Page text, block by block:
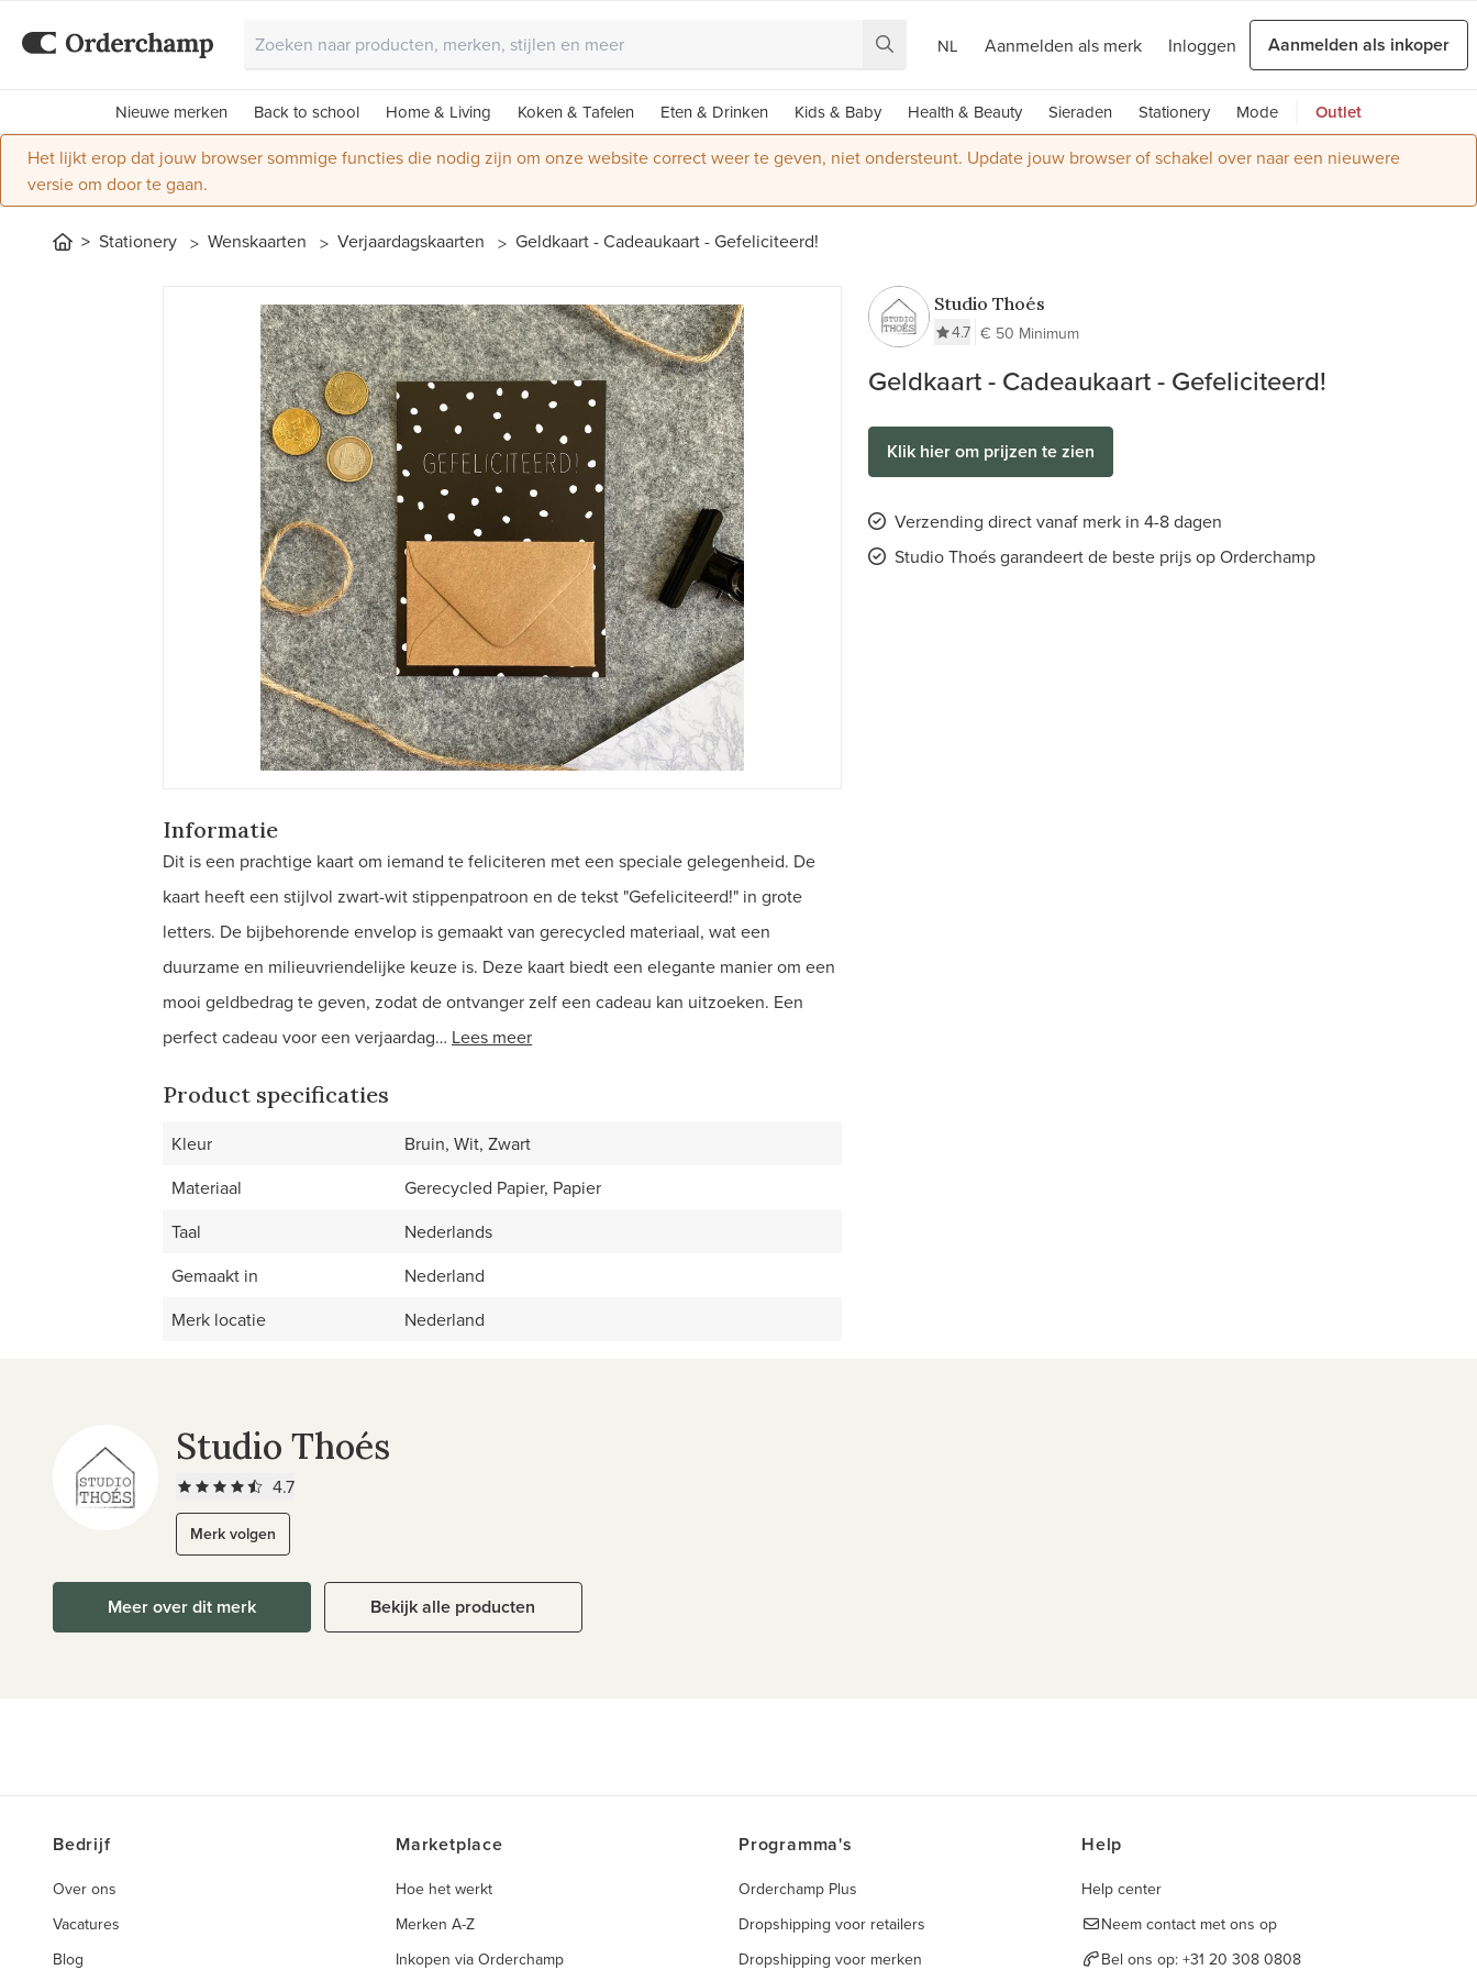
NL Aanmelden als merk Inloggen Aanmelden als inkoper
Nieuwe merken Back to school Home & Living Koken & Tafelen Eten & Drinken Kids & Baby Health & Beauty Sieraden Stationery Mode Outlet
Het lijkt erop dat jouw browser sommige functies die nodig zijn om onze website correct weer te geven, niet ondersteunt. Update jouw browser of schakel over naar een nieuwere
versie om door te gaan.
Stationery Wenskaarten Verjaardagskaarten Geldkaart - Cadeaukaart - Gefeliciteerd!
Studio Thoés
4.7 € 50 Minimum
Geldkaart - Cadeaukaart - Gefeliciteerd!
Klik hier om prijzen te zien
Verzending direct vanaf merk in 4-8 dagen
Studio Thoés garandeert de beste prijs op Orderchamp
Informatie
Dit is een prachtige kaart om iemand te feliciteren met een speciale gelegenheid. De
kaart heeft een stijlvol zwart-wit stippenpatroon en de tekst "Gefeliciteerd!" in grote
letters. De bijbehorende envelop is gemaakt van gerecycled materiaal, wat een
duurzame en milieuvriendelijke keuze is. Deze kaart biedt een elegante manier om een
mooi geldbedrag te geven, zodat de ontvanger zelf een cadeau kan uitzoeken. Een
perfect cadeau voor een verjaardag… Lees meer
Product specificaties
Kleur
Bruin, Wit, Zwart
Materiaal
Gerecycled Papier, Papier
Taal
Nederlands
Gemaakt in
Nederland
Merk locatie
Nederland
Studio Thoés
4.7
Merk volgen
Meer over dit merk Bekijk alle producten
Bedrijf
Over ons
Vacatures
Blog
Marketplace
Hoe het werkt
Merken A-Z
Inkopen via Orderchamp
Programma's
Orderchamp Plus
Dropshipping voor retailers
Dropshipping voor merken
Help
Help center
Neem contact met ons op
Bel ons op: +31 20 308 0808